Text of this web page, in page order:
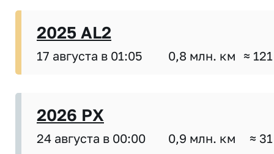
2025 AL2
17 августа в 01:05 0,8 млн. км ≈
2026 PX
24 августа в 00:00 0,9 млн. км ≈